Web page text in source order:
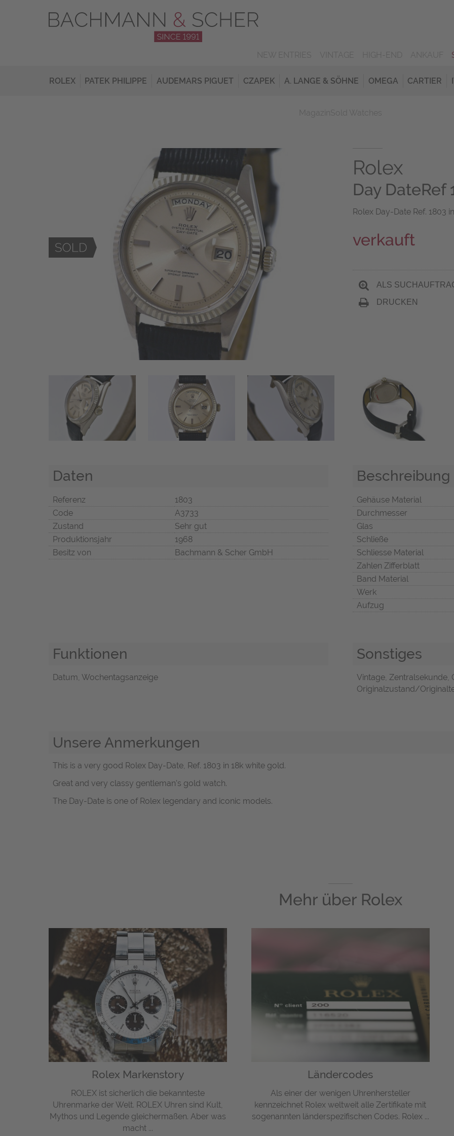
ROLEX PATEK PHILIPPE AUDEMARS PIGUET CZAPEK A. LANGE & SÖHNE OMEGA CARTIER
Rolex
Day DateRef
Rolex Day-Date Ref. 1803
verkauft
ALS
DRUCKEN
Daten
Referenz
1803
Code
A3733
Zustand
Sehr gut
Produktionsjahr
1968
Besitz von
Bachmann & Scher GmbH
Beschreibung
Gehäuse Material
Durchmesser
Glas
Schließe
Schliesse Material
Zahlen Zifferblatt
Band Material
Werk
Aufzug
Funktionen
Datum, Wochentagsanzeige
Sonstiges
Vintage, Zentralsekunde,
Originalzustand/
Unsere Anmerkungen
This is a very good Rolex Day-Date, Ref. 1803 in 18k white gold.
Great and very classy gentleman's gold watch.
The Day-Date is one of Rolex legendary and iconic models.
Mehr über Rolex
Rolex Markenstory
ROLEX ist sicherlich die bekannteste
Uhrenmarke der Welt. ROLEX Uhren sind Kult,
Mythos und Legende gleichermaßen. Aber was
macht ...
Ländercodes
Als einer der wenigen Uhrenhersteller
kennzeichnet Rolex weltweit alle Zertifikate mit
sogenannten länderspezifischen Codes. Rolex ...